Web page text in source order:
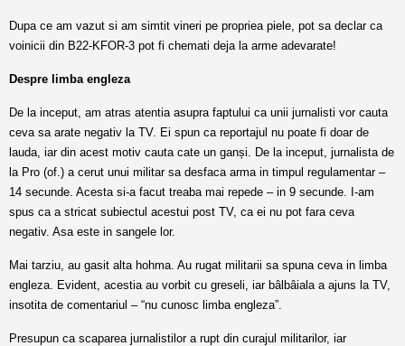
Dupa ce am vazut si am simtit vineri pe propriea piele, pot sa declar ca
voinicii din B22-KFOR-3 pot fi chemati deja la arme adevarate!
Despre limba engleza
De la inceput, am atras atentia asupra faptului ca unii jurnalisti vor cauta
ceva sa arate negativ la TV. Ei spun ca reportajul nu poate fi doar de
lauda, iar din acest motiv cauta cate un ganși. De la inceput, jurnalista de
la Pro (of.) a cerut unui militar sa desfaca arma in timpul regulamentar –
14 secunde. Acesta si-a facut treaba mai repede – in 9 secunde. I-am
spus ca a stricat subiectul acestui post TV, ca ei nu pot fara ceva
negativ. Asa este in sangele lor.
Mai tarziu, au gasit alta hohma. Au rugat militarii sa spuna ceva in limba
engleza. Evident, acestia au vorbit cu greseli, iar bâlbâiala a ajuns la TV,
insotita de comentariul – “nu cunosc limba engleza”.
Presupun ca scaparea jurnalistilor a rupt din curajul militarilor, iar